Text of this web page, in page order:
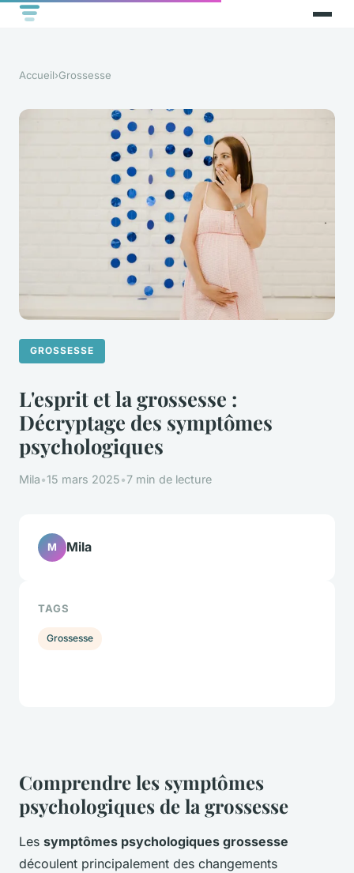
Accueil›Grossesse
GROSSESSE
L'esprit et la grossesse :
Décryptage des symptômes
psychologiques
Mila•15 mars 2025•7 min de lecture
Comprendre les symptômes
psychologiques de la grossesse
Les symptômes psychologiques grossesse
découlent principalement des changements
M Mila
TAGS
Grossesse